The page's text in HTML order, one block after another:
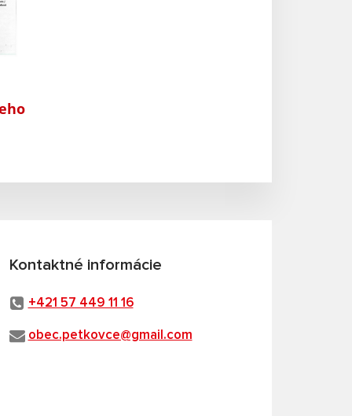
Kontaktné informácie
+421 57 449 11 16
obec.petkovce@gmail.com